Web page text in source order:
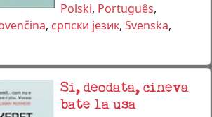
Polski, Português,
, српски језик, Svenska,
Si, deodata, cineva
bate la usa